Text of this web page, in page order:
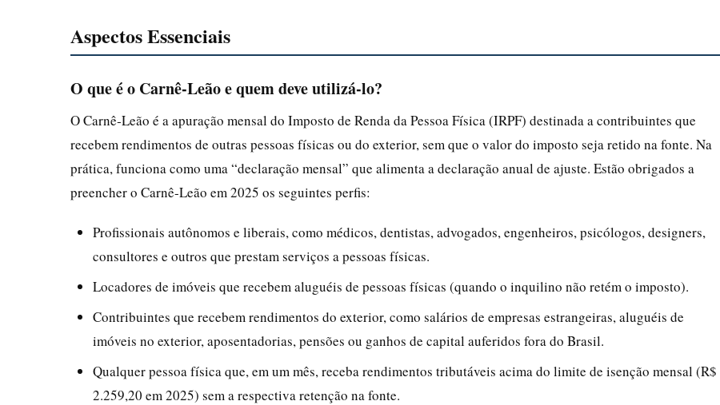
Aspectos Essenciais
O que é o Carnê‑Leão e quem deve utilizá‑lo?
O Carnê‑Leão é a apuração mensal do Imposto de Renda da Pessoa Física (IRPF) destinada a contribuintes que
recebem rendimentos de outras pessoas físicas ou do exterior, sem que o valor do imposto seja retido na fonte. Na
prática, funciona como uma “declaração mensal” que alimenta a declaração anual de ajuste. Estão obrigados a
preencher o Carnê‑Leão em 2025 os seguintes perfis:
Profissionais autônomos e liberais, como médicos, dentistas, advogados, engenheiros, psicólogos, designers,
consultores e outros que prestam serviços a pessoas físicas.
Locadores de imóveis que recebem aluguéis de pessoas físicas (quando o inquilino não retém o imposto).
Contribuintes que recebem rendimentos do exterior, como salários de empresas estrangeiras, aluguéis de
imóveis no exterior, aposentadorias, pensões ou ganhos de capital auferidos fora do Brasil.
Qualquer pessoa física que, em um mês, receba rendimentos tributáveis acima do limite de isenção mensal (R$
2.259,20 em 2025) sem a respectiva retenção na fonte.